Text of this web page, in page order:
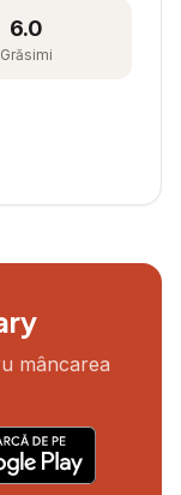
6.0
Grăsimi
mâncarea